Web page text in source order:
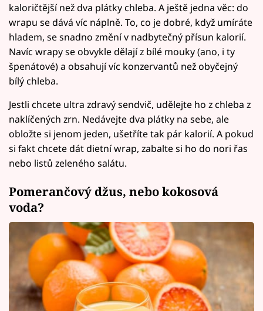
kaloričtější než dva plátky chleba. A ještě jedna věc: do
wrapu se dává víc náplně. To, co je dobré, když umíráte
hladem, se snadno změní v nadbytečný přísun kalorií.
Navíc wrapy se obvykle dělají z bílé mouky (ano, i ty
špenátové) a obsahují víc konzervantů než obyčejný
bílý chleba.
Jestli chcete ultra zdravý sendvič, udělejte ho z chleba z
naklíčených zrn. Nedávejte dva plátky na sebe, ale
obložte si jenom jeden, ušetříte tak pár kalorií. A pokud
si fakt chcete dát dietní wrap, zabalte si ho do nori řas
nebo listů zeleného salátu.
Pomerančový džus, nebo kokosová
voda?